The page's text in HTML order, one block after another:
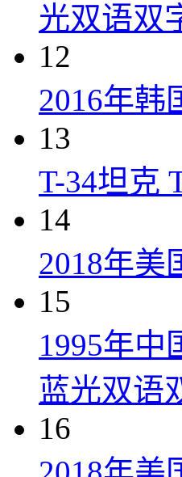
光双语双
12
2016年韩
13
T-34坦克
14
2018年美
15
1995年中
蓝光双语
16